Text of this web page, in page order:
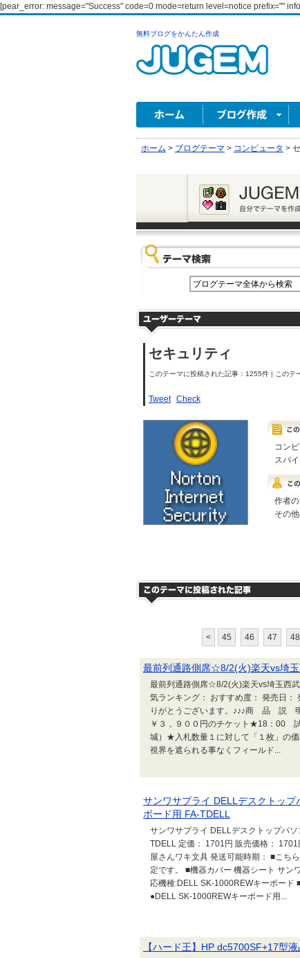
[pear_error: message="Success" code=0 mode=return level=notice prefix=""
無料ブログをかんたん作成
ホーム > ブログテーマ > コンピュータ >
セキュリティ
このテーマに投稿された記事：1255件 | このテ
Tweet Check
コン
スパ
作者の
その
< 45 46 47 48
最前列通路側席☆8/2(火)楽天vs埼
最前列通路側席☆8/2(火)楽天vs埼玉西
気ランキング： おすすめ度： 発売日
りがとうございます。♪♪♪商 品 説
￥３，９００円のチケット★18：00
城）★入札数量１に対して「１枚」の
視界を遮られる事なくフィールド...
サンワサプライ DELLデスクトッ
ボード用 FA-TDELL
サンワサプライ DELLデスクトップパ
TDELL 定価： 1701円 販売価格：
屋さんワキ文具 発送可能時期： ■こち
定です。 ■機器カバー 機器シート サン
応機種:DELL SK-1000REWキーボード
●DELL SK-1000REWキーボード用...
【ハード王】HP dc5700SF+17型